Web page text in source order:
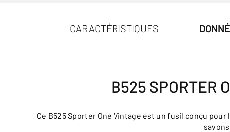
CARACTÉRISTIQUES
B525 SPORTER
Ce B525 Sporter One Vintage est un fusil conçu